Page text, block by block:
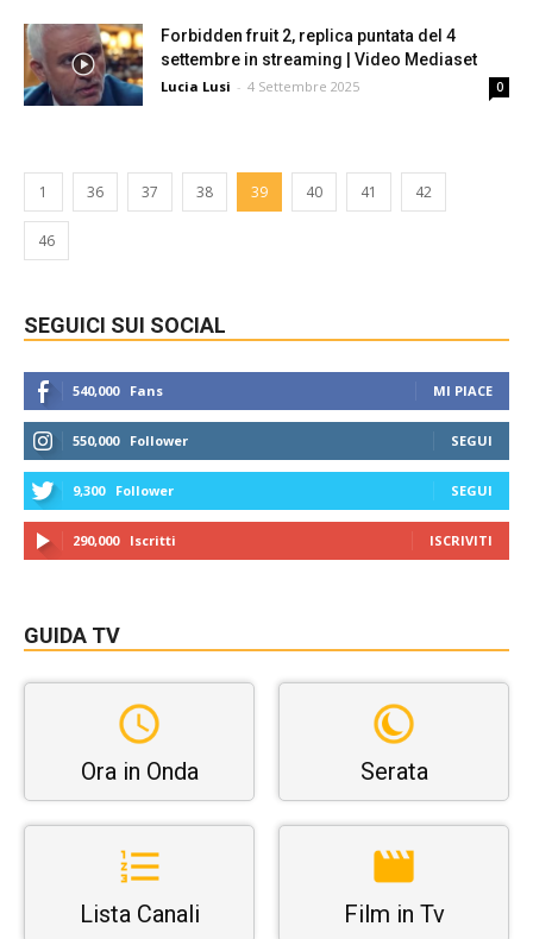
Forbidden fruit 2, replica puntata del 4
settembre in streaming | Video Mediaset
Lucia Lusi - 4 Settembre 2025 0
1 36 37 38 39 40 41 42
46
SEGUICI SUI SOCIAL
540,000 Fans MI PIACE
550,000 Follower SEGUI
9,300 Follower SEGUI
290,000 Iscritti ISCRIVITI
GUIDA TV
Ora in Onda Serata
Lista Canali Film in Tv